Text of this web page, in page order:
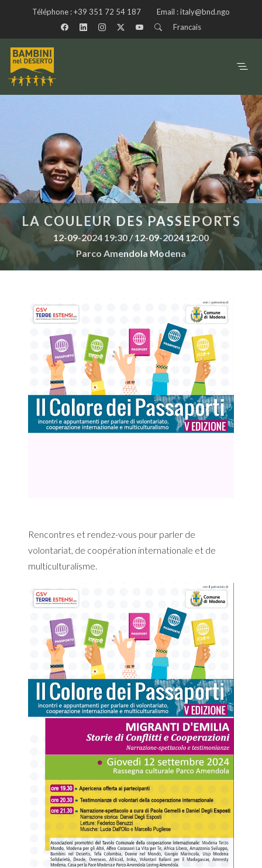
Téléphone :+39 351 72 54 187 Email :italy@bnd.ngo
Francais
LA COULEUR DES PASSEPORTS
12-09-2024 19:30 / 12-09-2024 12:00
Parco Amendola Modena
Rencontres et rendez-vous pour parler de
volontariat, de coopération internationale et de
multiculturalisme.